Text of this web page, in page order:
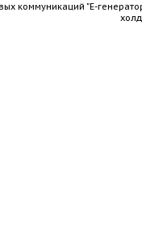
коммуникаций "Е-